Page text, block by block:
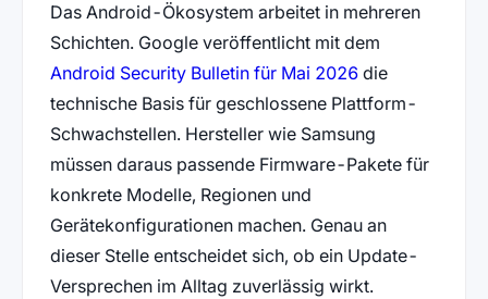
Das Android-Ökosystem arbeitet in mehreren
Schichten. Google veröffentlicht mit dem
Android Security Bulletin für Mai 2026(öffnet in
die
technische Basis für geschlossene Plattform-
Schwachstellen. Hersteller wie Samsung
müssen daraus passende Firmware-Pakete für
konkrete Modelle, Regionen und
Gerätekonfigurationen machen. Genau an
dieser Stelle entscheidet sich, ob ein Update-
Versprechen im Alltag zuverlässig wirkt.